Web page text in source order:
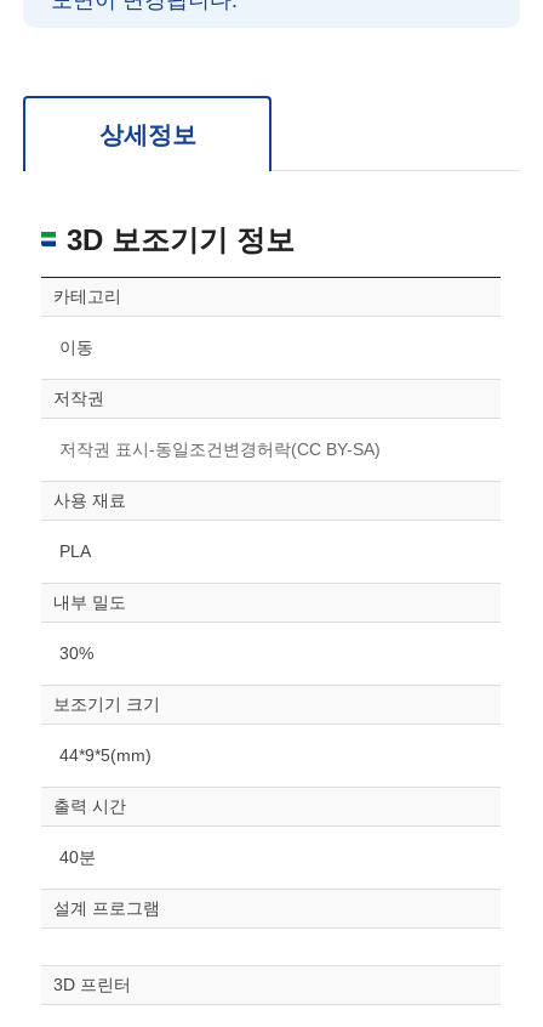
위치 이동: 우측 드래그
조정“ 버튼을 눌러주세요.
너비
높이
mm
폭
상세정보
3D 보조기기 정보
카테고리
이동
저작권
저작권 표시-동일조건변경허락(CC BY-SA)
사용 재료
PLA
내부 밀도
30%
보조기기 크기
44*9*5(mm)
출력 시간
40분
설계 프로그램
3D 프린터